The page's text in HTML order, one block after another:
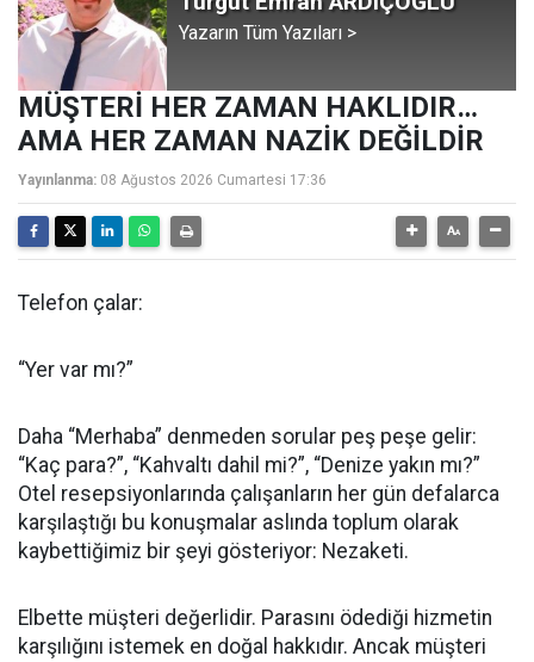
Yazarın Tüm Yazıları >
MÜŞTERİ HER ZAMAN HAKLIDIR…
AMA HER ZAMAN NAZİK DEĞİLDİR
Yayınlanma: 08 Ağustos 2026 Cumartesi 17:36
Telefon çalar:
“Yer var mı?”
Daha “Merhaba” denmeden sorular peş peşe gelir:
“Kaç para?”, “Kahvaltı dahil mi?”, “Denize yakın mı?”
Otel resepsiyonlarında çalışanların her gün defalarca
karşılaştığı bu konuşmalar aslında toplum olarak
kaybettiğimiz bir şeyi gösteriyor: Nezaketi.
Elbette müşteri değerlidir. Parasını ödediği hizmetin
karşılığını istemek en doğal hakkıdır. Ancak müşteri